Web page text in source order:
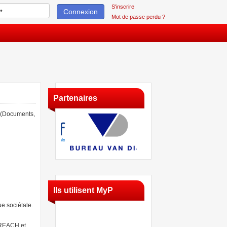
Connexion
S'inscrire
Mot de passe perdu ?
sociétale.
et
Partenaires
Ils utilisent MyP